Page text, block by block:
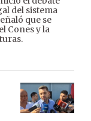
del sistema
que se
Cones y la